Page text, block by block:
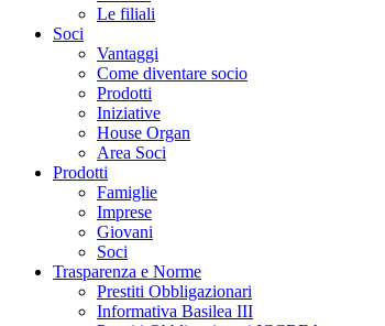
Le filiali
Soci
Vantaggi
Come diventare socio
Prodotti
Iniziative
House Organ
Area Soci
Prodotti
Famiglie
Imprese
Giovani
Soci
Trasparenza e Norme
Prestiti Obbligazionari
Informativa Basilea III